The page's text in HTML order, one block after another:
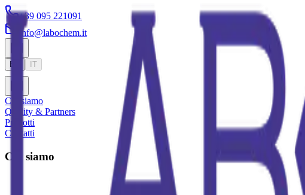
+39 095 221091
info@labochem.it
EN IT
Chi siamo
Quality & Partners
Prodotti
Contatti
Chi siamo